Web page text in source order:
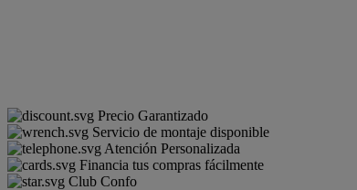
Precio Garantizado
Servicio de montaje disponible
Atención Personalizada
Financia tus compras fácilmente
Club Confo